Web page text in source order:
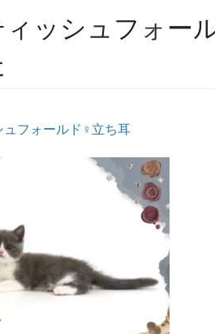
ィッシュフォー
ュフォールド♀立ち耳